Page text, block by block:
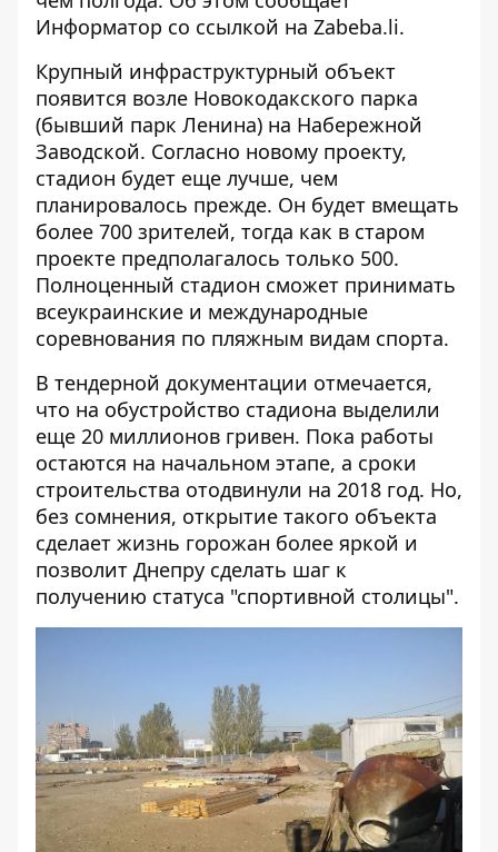
Информатор со ссылкой на Zabeba.li.
Крупный инфраструктурный объект
появится возле Новокодакского парка
(бывший парк Ленина) на Набережной
Заводской. Согласно новому проекту,
стадион будет еще лучше, чем
планировалось прежде. Он будет вмещать
более 700 зрителей, тогда как в старом
проекте предполагалось только 500.
Полноценный стадион сможет принимать
всеукраинские и международные
соревнования по пляжным видам спорта.
В тендерной документации отмечается,
что на обустройство стадиона выделили
еще 20 миллионов гривен. Пока работы
остаются на начальном этапе, а сроки
строительства отодвинули на 2018 год. Но,
без сомнения, открытие такого объекта
сделает жизнь горожан более яркой и
позволит Днепру сделать шаг к
получению статуса "спортивной столицы".